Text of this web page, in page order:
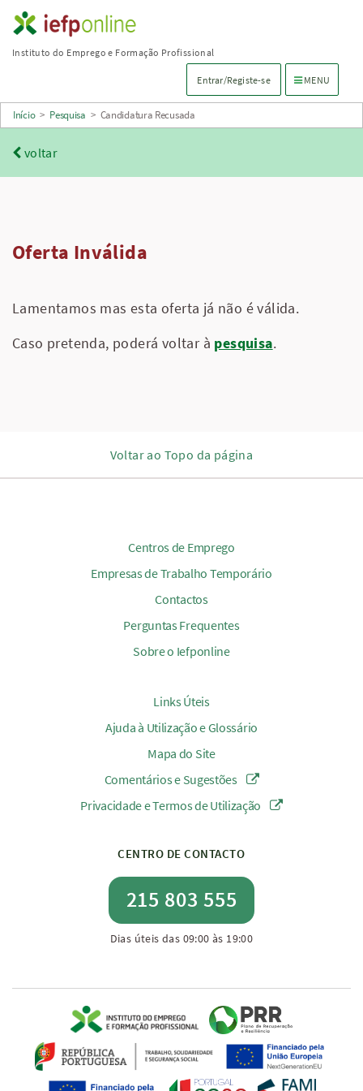
Saltar
para
principal
Instituto do Emprego e Formação Profissional
Entrar/Registe-se Menu de
MENU
Início > Pesquisa > Candidatura Recusada
voltar
Oferta Inválida
Lamentamos mas esta oferta já não é válida.
Caso pretenda, poderá voltar à pesquisa.
Voltar ao Topo da página
Centros de Emprego
Empresas de Trabalho Temporário
Contactos
Perguntas Frequentes
Sobre o Iefponline
Links Úteis
Ajuda à Utilização e Glossário
Mapa do Site
Comentários e Sugestões
Privacidade e Termos de Utilização
CENTRO DE CONTACTO
215 803 555
Dias úteis das 09:00 às 19:00